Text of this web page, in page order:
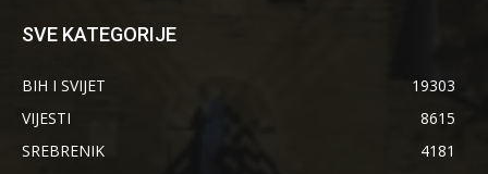
SVE KATEGORIJE
BIH I SVIJET
19303
VIJESTI
8615
SREBRENIK
4181